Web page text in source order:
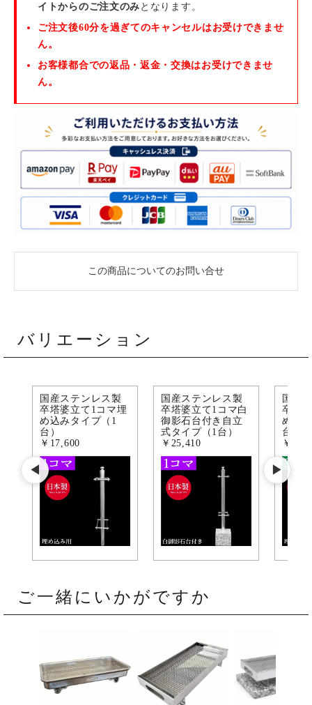
イトからのご注文のみ となります。
ご注文後60分を過ぎてのキャンセルはお受けできませ
ん。
お客様都合での返品・返金・交換はお受けできませ
ん。
この商品についてのお問い合せ
バリエーション
◀ ▶
国産ステンレス製
卒塔婆立て1コマ埋
め込みタイプ（1
台）
￥17,600
国産ステンレス製
卒塔婆立て1コマ白
御影石台付き自立
式タイプ（1台）
￥25,410
国産
卒塔
め込
台）
￥
ご一緒にいかがですか